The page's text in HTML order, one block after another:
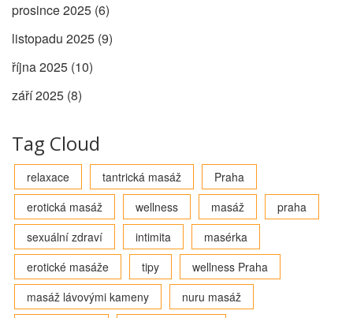
prosince 2025 (6)
listopadu 2025 (9)
října 2025 (10)
září 2025 (8)
Tag Cloud
relaxace tantrická masáž
Praha
erotická masáž
wellness masáž
praha
sexuální zdraví
intimita
masérka
erotické masáže
tipy
wellness Praha
masáž lávovými kameny
nuru masáž